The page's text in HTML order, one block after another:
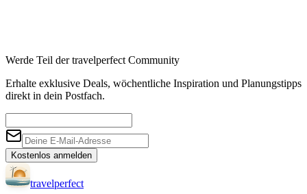
Werde Teil der travelperfect Community
Erhalte exklusive Deals, wöchentliche Inspiration und Planungstipps
direkt in dein Postfach.
Kostenlos anmelden
travelperfect